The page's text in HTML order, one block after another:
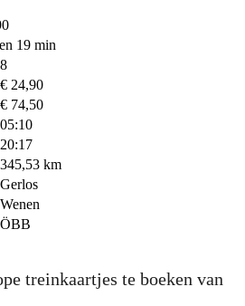
19 min
8
€ 24,90
€ 74,50
05:10
20:17
345,53 km
Gerlos
Wenen
ÖBB
treinkaartjes te boeken van